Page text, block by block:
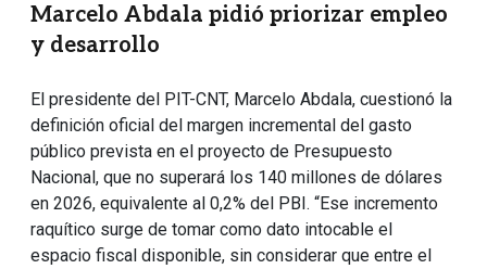
Marcelo Abdala pidió priorizar empleo
y desarrollo
El presidente del PIT-CNT, Marcelo Abdala, cuestionó la
definición oficial del margen incremental del gasto
público prevista en el proyecto de Presupuesto
Nacional, que no superará los 140 millones de dólares
en 2026, equivalente al 0,2% del PBI. “Ese incremento
raquítico surge de tomar como dato intocable el
espacio fiscal disponible, sin considerar que entre el